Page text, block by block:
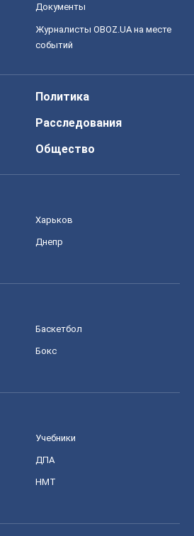
Документы
Журналисты OBOZ.UA на месте
событий
Политика
Расследования
Общество
Харьков
Днепр
Баскетбол
Бокс
Учебники
ДПА
НМТ